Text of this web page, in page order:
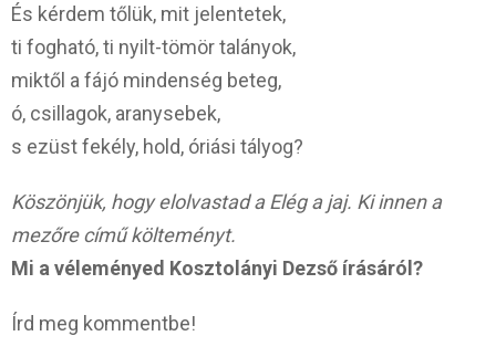
És kérdem tőlük, mit jelentetek,
ti fogható, ti nyilt-tömör talányok,
miktől a fájó mindenség beteg,
ó, csillagok, aranysebek,
s ezüst fekély, hold, óriási tályog?
Köszönjük, hogy elolvastad a Elég a jaj. Ki innen a
mezőre című költeményt.
Mi a véleményed Kosztolányi Dezső írásáról?
Írd meg kommentbe!